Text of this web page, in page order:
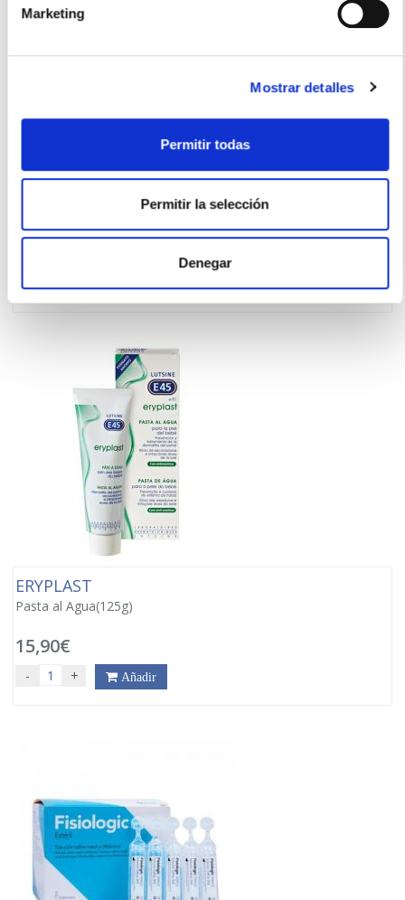
Marketing
Mostrar detalles
Permitir todas
Permitir la selección
Denegar
Toallitas Húmedas (25uds)
1.95€
1,75€
AVÍSAME SI HAY STOCK
ERYPLAST
Pasta al Agua(125g)
15,90€
- + Añadir